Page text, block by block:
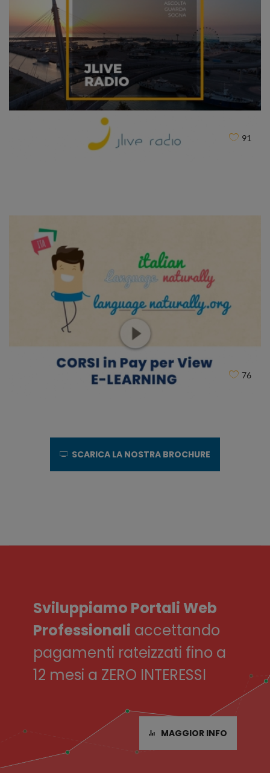
IVECO CNH Industrial
CLIENT
91
JLIVE RADIO
CLIENT
76
SCARICA LA NOSTRA BROCHURE
Sviluppiamo Portali Web
Professionali accettando
pagamenti rateizzati fino a
12 mesi a ZERO INTERESSI
MAGGIOR INFO